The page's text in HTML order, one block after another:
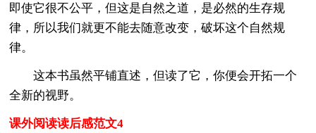
即使它很不公平，但这是自然之道，是必然的生存规
律，所以我们就更不能去随意改变，破坏这个自然规
律。
这本书虽然平铺直述，但读了它，你便会开拓一个
全新的视野。
课外阅读读后感范文4